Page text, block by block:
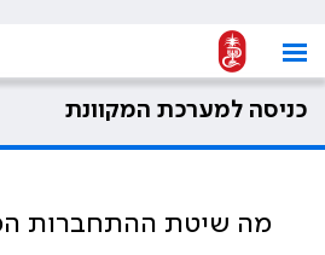
כניסה למערכת המקוונת
מה שיטת ההתחברות